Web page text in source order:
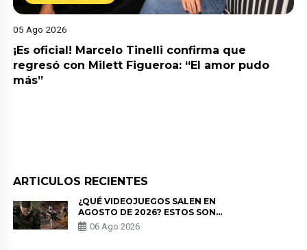
05 Ago 2026
¡Es oficial! Marcelo Tinelli confirma que
regresó con Milett Figueroa: “El amor pudo
más”
ARTICULOS RECIENTES
¿QUÉ VIDEOJUEGOS SALEN EN
AGOSTO DE 2026? ESTOS SON
LOS ESTRENOS MÁS ESPERADOS
06 Ago 2026